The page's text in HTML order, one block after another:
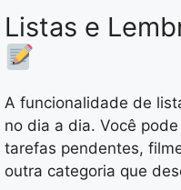
Listas e
A funcionalidade de
no dia a dia. Você
tarefas pendentes,
outra categoria que